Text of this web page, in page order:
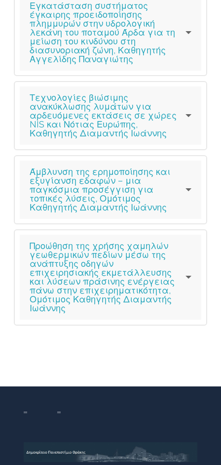
Εγκατάσταση συστήματος
έγκαιρης προειδοποίησης
πλημμυρών στην υδρολογική
λεκάνη του ποταμού Άρδα για τη
μείωση του κινδύνου στη
διασυνοριακή ζώνη, Καθηγητής
Αγγελίδης Παναγιώτης
Τεχνολογίες βιώσιμης
ανακύκλωσης λυμάτων για
αρδευόμενες εκτάσεις σε χώρες
NIS και Νότιας Ευρώπης,
Καθηγητής Διαμαντής Ιωάννης
Άμβλυνση της ερημοποίησης και
εξυγίανση εδαφών – μια
παγκόσμια προσέγγιση για
τοπικές λύσεις, Ομότιμος
Καθηγητής Διαμαντής Ιωάννης
Προώθηση της χρήσης χαμηλών
γεωθερμικών πεδίων μέσω της
ανάπτυξης οδηγών
επιχειρησιακής εκμετάλλευσης
και λύσεων πράσινης ενέργειας
πάνω στην επιχειρηματικότητα,
Ομότιμος Καθηγητής Διαμαντής
Ιωάννης